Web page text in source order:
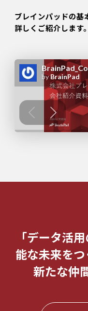
ブレインパッドの基
詳しくご紹介します。
「データ活
能な未来を
新たな仲